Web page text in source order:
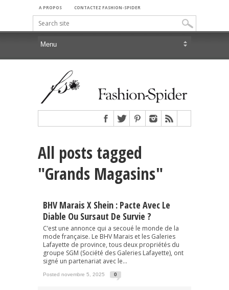
A PROPOS CONTACTEZ FASHION-SPIDER
All posts tagged
"Grands Magasins"
BHV Marais X Shein : Pacte Avec Le
Diable Ou Sursaut De Survie ?
C’est une annonce qui a secoué le monde de la
mode française. Le BHV Marais et les Galeries
Lafayette de province, tous deux propriétés du
groupe SGM (Société des Galeries Lafayette), ont
signé un partenariat avec le...
Posted novembre 5, 2025 0